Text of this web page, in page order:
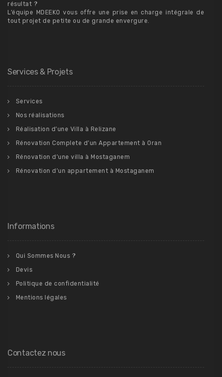
résultat ?
L’équipe MDEEKO vous offre une prise en charge intégrale de
tout projet de petite ou de grande envergure.
Services & Projets
Services
Nos réalisations
Réalisation d’une Villa à Relizane
Rénovation Complete d’un Appartement à Oran
Rénovation d’une villa à Mostaganem
Rénovation d’un appartement à Mostaganem
Informations
Qui Sommes Nous ?
Devis
Politique de confidentialité
Mentions légales
Contactez nous